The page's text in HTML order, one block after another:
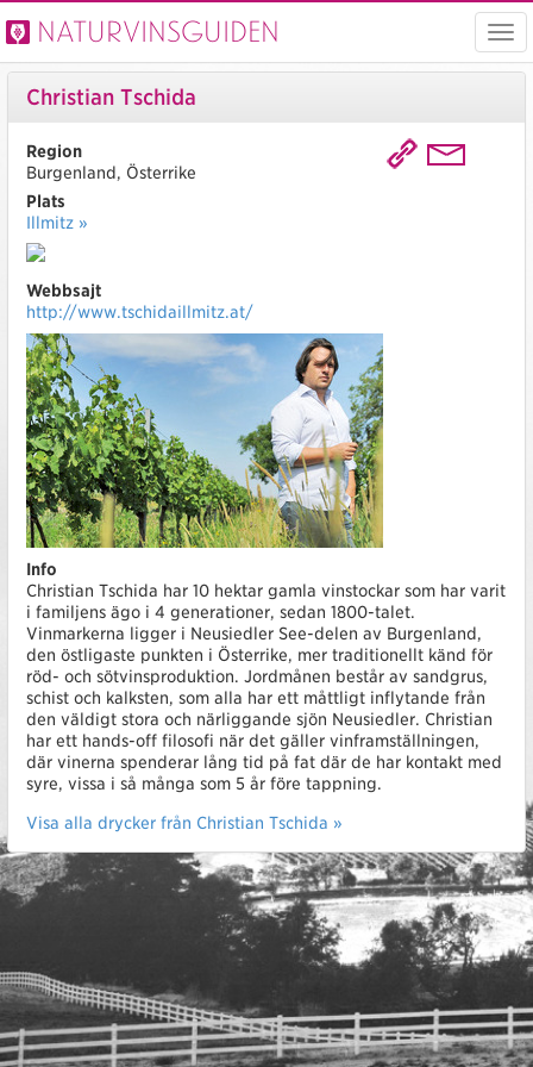
Visa
Naturvinsguiden
Christian Tschida
Region
Burgenland, Österrike
Plats
Illmitz »
Webbsajt
http://www.tschidaillmitz.at/
Info
Christian Tschida har 10 hektar gamla vinstockar som har varit
i familjens ägo i 4 generationer, sedan 1800-talet.
Vinmarkerna ligger i Neusiedler See-delen av Burgenland,
den östligaste punkten i Österrike, mer traditionellt känd för
röd- och sötvinsproduktion. Jordmånen består av sandgrus,
schist och kalksten, som alla har ett måttligt inflytande från
den väldigt stora och närliggande sjön Neusiedler. Christian
har ett hands-off filosofi när det gäller vinframställningen,
där vinerna spenderar lång tid på fat där de har kontakt med
syre, vissa i så många som 5 år före tappning.
Visa alla drycker från Christian Tschida »